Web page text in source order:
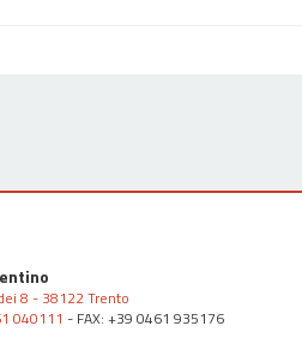
8 - 38122 Trento
040111 - FAX: +39 0461 935176